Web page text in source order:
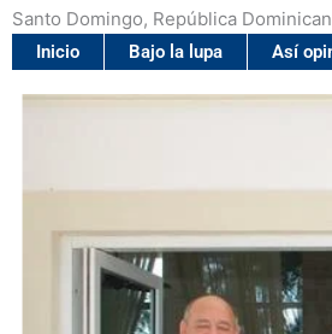
Santo Domingo, República
Inicio Bajo la lupa Así